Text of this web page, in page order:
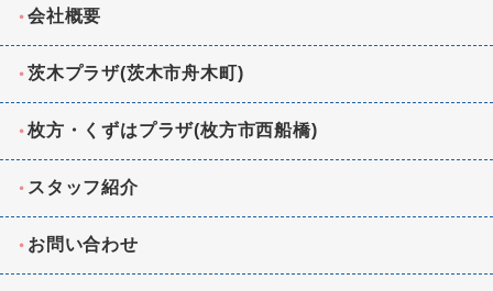
会社概要
茨木プラザ(茨木市舟木町)
枚方・くずはプラザ(枚方市西船橋)
スタッフ紹介
お問い合わせ